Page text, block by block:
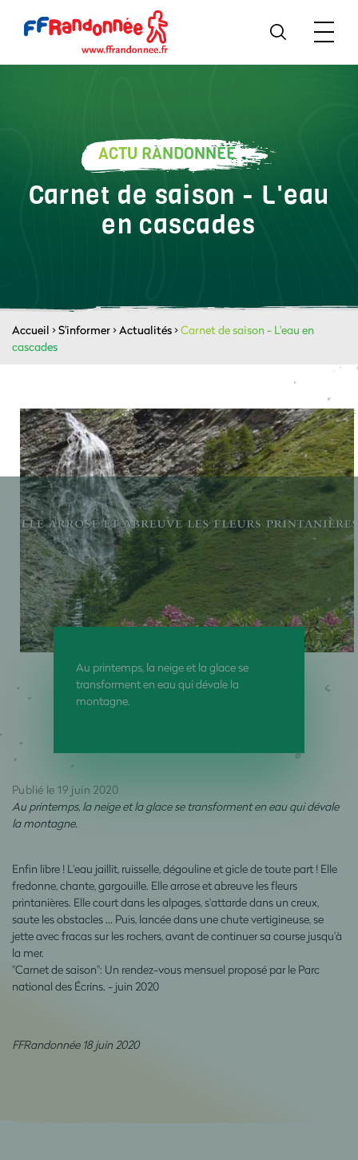
ACTU RANDONNÉE
Carnet de saison - L'eau
en cascades
Accueil >S'informer>Actualités>Carnet de saison - L'eau en
cascades
Au printemps, la neige et la glace se
transforment en eau qui dévale la
montagne.
Publié le 19 juin 2020
Au printemps, la neige et la glace se transforment en eau qui dévale
la montagne.
Enfin libre ! L'eau jaillit, ruisselle, dégouline et gicle de toute part ! Elle
fredonne, chante, gargouille. Elle arrose et abreuve les fleurs
printanières. Elle court dans les alpages, s'attarde dans un creux,
saute les obstacles … Puis, lancée dans une chute vertigineuse, se
jette avec fracas sur les rochers, avant de continuer sa course jusqu'à
la mer.
"Carnet de saison": Un rendez-vous mensuel proposé par le Parc
national des Écrins. - juin 2020
FFRandonnée 18 juin 2020